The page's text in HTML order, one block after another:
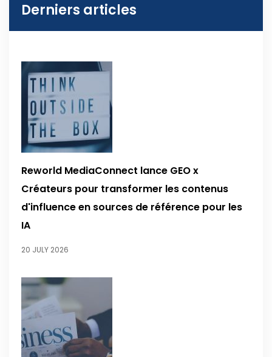
Derniers articles
Reworld MediaConnect lance GEO x
Créateurs pour transformer les contenus
d'influence en sources de référence pour les
IA
20 JULY 2026